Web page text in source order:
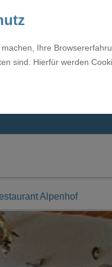
Ihre
sind. Hierfür werden
Alpenhof